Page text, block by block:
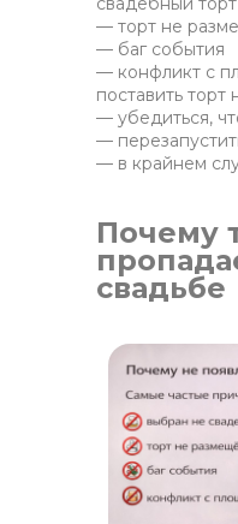
— торт не
— баг события
— конфликт с
поставить торт
— убедиться,
—
— в крайнем
Почему
свадьбе